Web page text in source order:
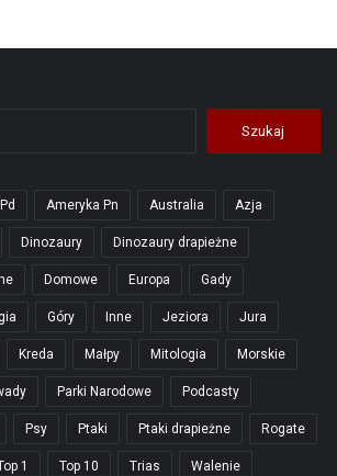
Ameryka Pn Australia Azja
Dinozaury Dinozaury drapieżne
Domowe Europa Gady
Góry Inne Jeziora Jura
Kreda Małpy Mitologia Morskie
Parki Narodowe Podcasty
Psy Ptaki Ptaki drapieżne Rogate
1 Top 10 Trias Walenie